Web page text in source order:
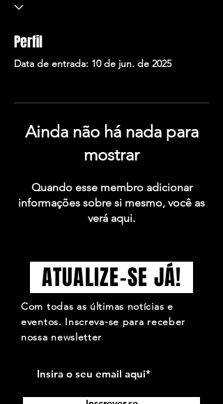
Perfil
Data de entrada: 10 de jun. de 2025
Ainda não há nada para
mostrar
Quando esse membro adicionar
informações sobre si mesmo, você as
verá aqui.
Com todas as últimas notícias e
eventos. Inscreva-se para receber
nossa newsletter
ATUALIZE-SE JÁ!